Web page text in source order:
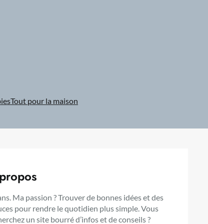
Tout pour la maison
Ma passion ? Trouver de bonnes idées et des
pour rendre le quotidien plus simple. Vous
un site bourré d’infos et de conseils ?